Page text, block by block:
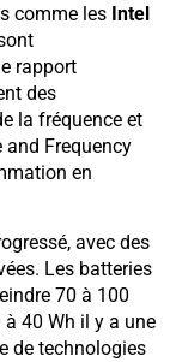
comme les Intel
rapport
des
la fréquence et
Frequency
en
avec des
Les batteries
70 à 100
40 Wh il y a une
de technologies